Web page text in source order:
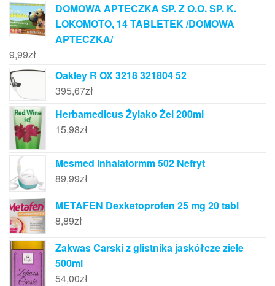
DOMOWA APTECZKA SP. Z O.O. SP. K.
LOKOMOTO, 14 TABLETEK /DOMOWA
APTECZKA/
9,99zł
Oakley R OX 3218 321804 52
395,67zł
Herbamedicus Żylako Żel 200ml
15,98zł
Mesmed Inhalatormm 502 Nefryt
89,99zł
METAFEN Dexketoprofen 25 mg 20 tabl
8,89zł
Zakwas Carski z glistnika jaskółcze ziele
500ml
54,00zł